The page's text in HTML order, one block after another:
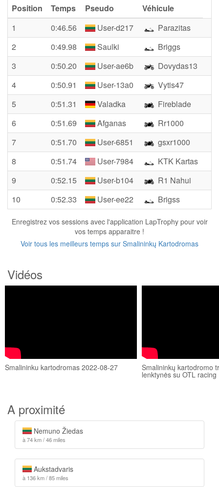
Position Temps Pseudo
Véhicule
1
0:46.56 User-d217
Parazitas
2
0:49.98 Saulki
Briggs
3
0:50.20 User-ae6b
Dovydas13
4
0:50.91 User-13a0
Vytis47
5
0:51.31 Valadka
Fireblade
6
0:51.69 Afganas
Rr1000
7
0:51.70 User-6851
gsxr1000
8
0:51.74 User-7984
KTK Kartas
9
0:52.15 User-b104
R1 Nahui
10
0:52.33 User-ee22 Brigss
Enregistrez vos sessions avec l'application LapTrophy pour voir
vos temps apparaitre !
Voir tous les meilleurs temps sur Smalininkų Kartodromas
Vidéos
Smalininku kartodromas 2022-08-27 Smalininkų kartodromo
lenktynės su OTL racing
A proximité
Nemuno Žiedas
à 74 km / 46 miles
Aukstadvaris
à 136 km / 85 miles